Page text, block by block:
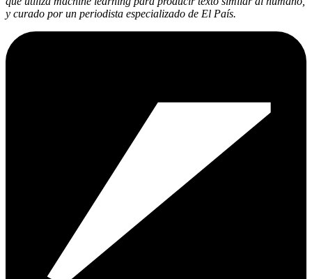
y curado por un periodista especializado de El País.